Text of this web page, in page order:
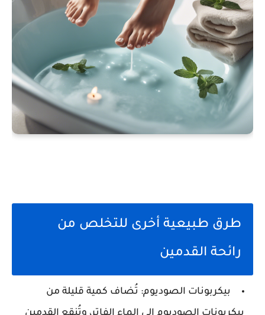
طرق طبيعية أخرى للتخلص من
رائحة القدمين
بيكربونات الصوديوم: تُضاف كمية قليلة من